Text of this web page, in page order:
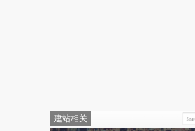
建站相关